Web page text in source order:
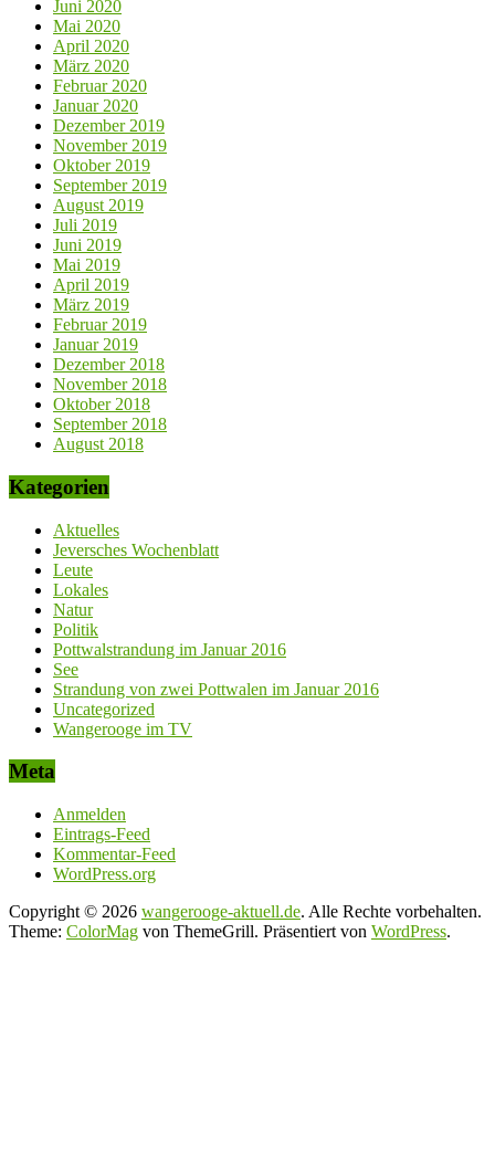
Juni 2020
Mai 2020
April 2020
März 2020
Februar 2020
Januar 2020
Dezember 2019
November 2019
Oktober 2019
September 2019
August 2019
Juli 2019
Juni 2019
Mai 2019
April 2019
März 2019
Februar 2019
Januar 2019
Dezember 2018
November 2018
Oktober 2018
September 2018
August 2018
Kategorien
Aktuelles
Jeversches Wochenblatt
Leute
Lokales
Natur
Politik
Pottwalstrandung im Januar 2016
See
Strandung von zwei Pottwalen im Januar 2016
Uncategorized
Wangerooge im TV
Meta
Anmelden
Eintrags-Feed
Kommentar-Feed
WordPress.org
Copyright © 2026 wangerooge-aktuell.de. Alle Rechte vorbehalten.
Theme: ColorMag von ThemeGrill. Präsentiert von WordPress.